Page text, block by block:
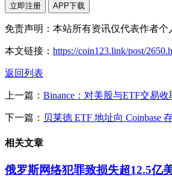
立即注册
APP下载
免责声明：本站所有资讯仅代表作者个
本文链接： https://coin123.link/post/
返回列表
上一篇： Binance：对美股与ETF交易
下一篇： 贝莱德 ETF 地址向 Coinbase
相关文章
俄罗斯网络犯罪致损失超12.5亿